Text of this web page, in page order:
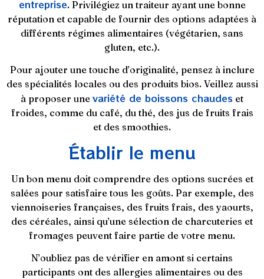
entreprise. Privilégiez un traiteur ayant une bonne
réputation et capable de fournir des options adaptées à
différents régimes alimentaires (végétarien, sans
gluten, etc.).
Pour ajouter une touche d’originalité, pensez à inclure
des spécialités locales ou des produits bios. Veillez aussi
à proposer une variété de boissons chaudes et
froides, comme du café, du thé, des jus de fruits frais
et des smoothies.
Établir le menu
Un bon menu doit comprendre des options sucrées et
salées pour satisfaire tous les goûts. Par exemple, des
viennoiseries françaises, des fruits frais, des yaourts,
des céréales, ainsi qu’une sélection de charcuteries et
fromages peuvent faire partie de votre menu.
N’oubliez pas de vérifier en amont si certains
participants ont des allergies alimentaires ou des